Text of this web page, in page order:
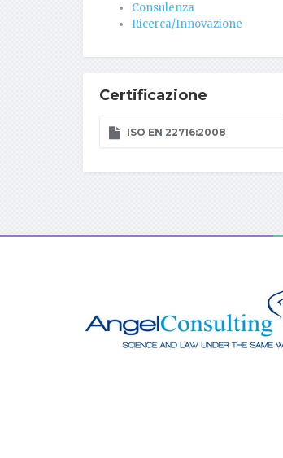
Consulenza
Ricerca/Innovazione
Certificazione
ISO EN 22716:2008